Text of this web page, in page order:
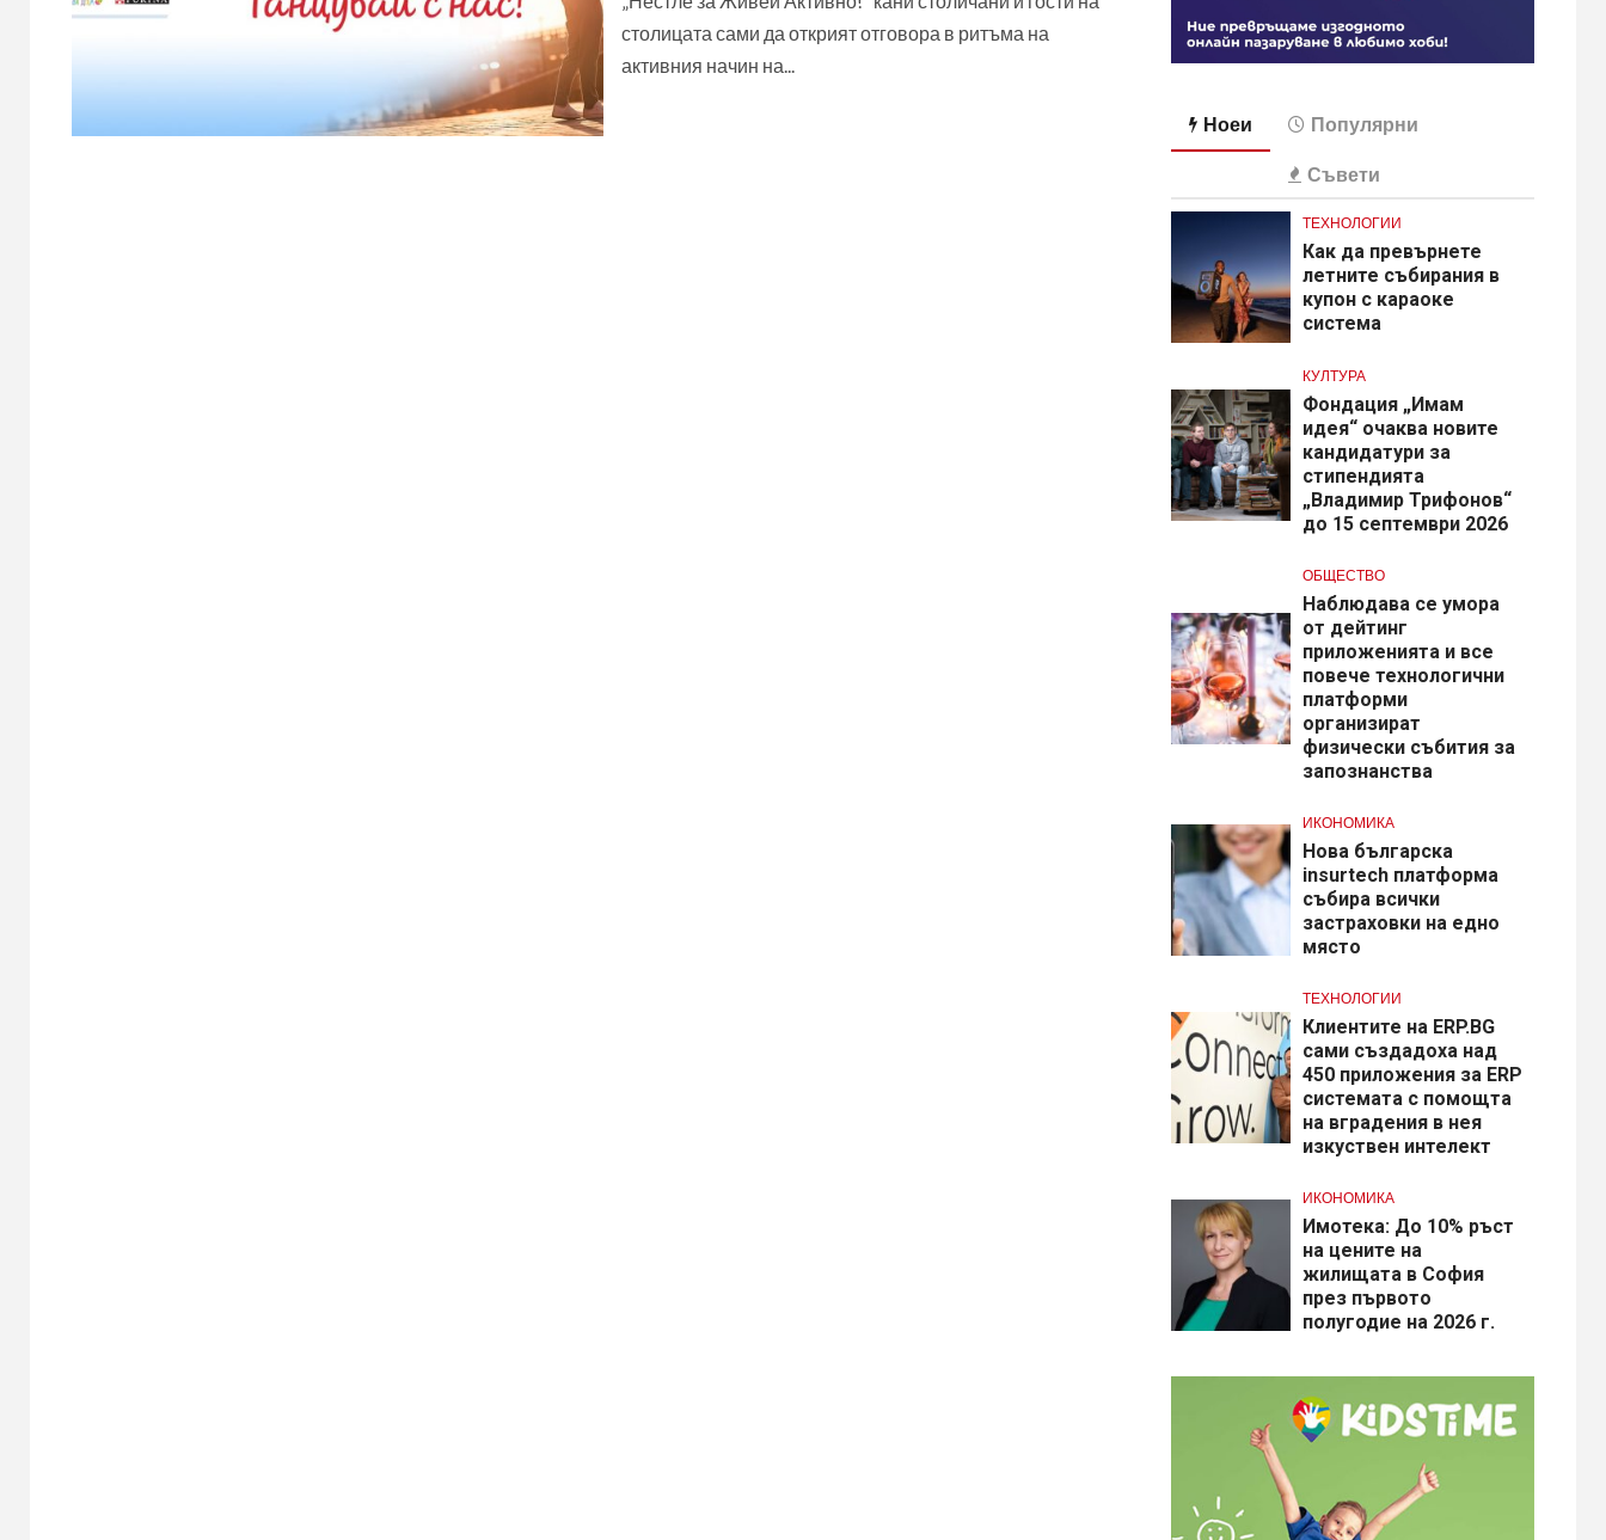
столицата сами да открият отговора в ритъма на
активния начин на...
Ноеи Популярни
Съвети
ТЕХНОЛОГИИ
Как да превърнете
летните събирания в
купон с караоке
система
КУЛТУРА
Фондация „Имам
идея“ очаква новите
кандидатури за
стипендията
„Владимир Трифонов“
до 15 септември 2026
ОБЩЕСТВО
Наблюдава се умора
от дейтинг
приложенията и все
повече технологични
платформи
организират
физически събития за
запознанства
ИКОНОМИКА
Нова българска
insurtech платформа
събира всички
застраховки на едно
място
ТЕХНОЛОГИИ
Клиентите на ERP.BG
сами създадоха над
450 приложения за ERP
системата с помощта
на вградения в нея
изкуствен интелект
ИКОНОМИКА
Имотека: До 10% ръст
на цените на
жилищата в София
през първото
полугодие на 2026 г.